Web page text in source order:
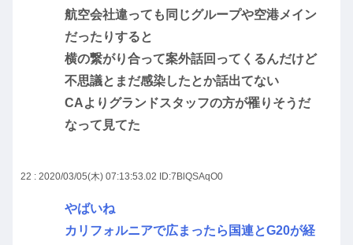
航空会社違っても同じグループや空港メイン
だったりすると
横の繋がり合って案外話回ってくるんだけど
不思議とまだ感染したとか話出てない
CAよりグランドスタッフの方が罹りそうだ
なって見てた
22 : 2020/03/05(木) 07:13:53.02 ID:7BlQSAqO0
やばいね
カリフォルニアで広まったら国連とG20が経